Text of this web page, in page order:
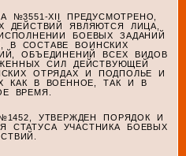
№3551-XII ПРЕДУСМОТРЕНО,
ДЕЙСТВИЙ ЯВЛЯЮТСЯ ЛИЦА,
БОЕВЫХ ЗАДАНИЙ
В СОСТАВЕ ВОИНСКИХ
ОБЪЕДИНЕНИЙ ВСЕХ ВИДОВ
СИЛ ДЕЙСТВУЮЩЕЙ
ОТРЯДАХ И ПОДПОЛЬЕ И
КАК В ВОЕННОЕ, ТАК И В
ВРЕМЯ.
УТВЕРЖДЕН ПОРЯДОК И
СТАТУСА УЧАСТНИКА БОЕВЫХ